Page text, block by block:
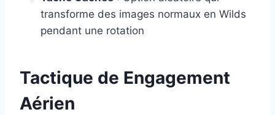
transforme des images normaux en Wilds
pendant une rotation
Tactique de Engagement
Aérien